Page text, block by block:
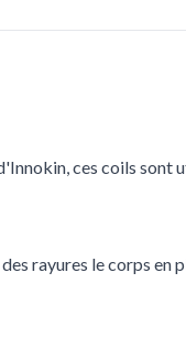
ces coils sont
rayures le corps